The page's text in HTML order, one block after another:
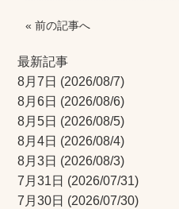
« 前の記事へ
最新記事
8月7日 (2026/08/7)
8月6日 (2026/08/6)
8月5日 (2026/08/5)
8月4日 (2026/08/4)
8月3日 (2026/08/3)
7月31日 (2026/07/31)
7月30日 (2026/07/30)